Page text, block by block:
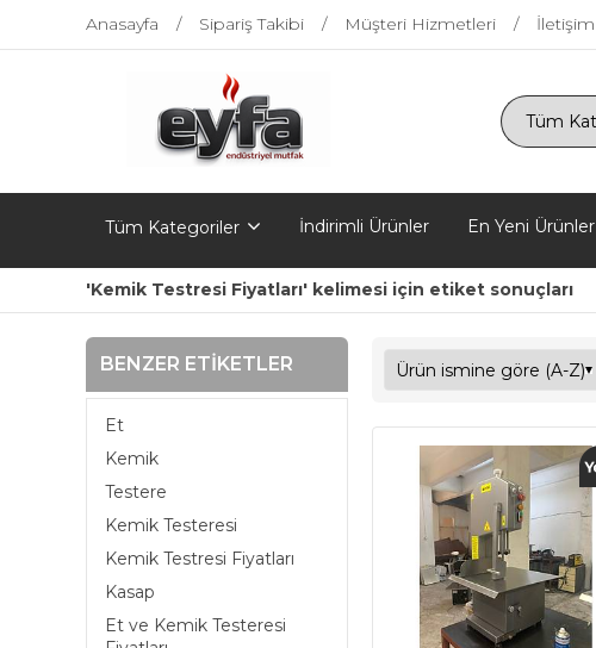
Anasayfa Sipariş Takibi Müşteri Hizmetleri İletişim
Tüm Kategoriler İndirimli Ürünler En Yeni Ürünler
'Kemik Testresi Fiyatları' kelimesi için etiket sonuçları
BENZER ETIKETLER
Et
Kemik
Testere
Kemik Testeresi
Kemik Testresi Fiyatları
Kasap
Et ve Kemik Testeresi